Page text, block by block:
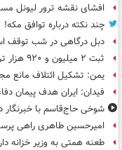
افشای نقشه ترور لیونل مسی
چند نکته درباره توافق مکه!
دبل درگاهی در شب توقف
ثبت ۲ میلیون و ۹۲۰ هزار تردد در مرز مهران طی ایام اربعین
یمن: تشکیل ائتلاف مانع
فیدان: ایران هدف پیمان
شوخی حاج‌قاسم با خبرنگار
امیرحسین طاهری راهی
طعنه همتی به وزیر خزانه